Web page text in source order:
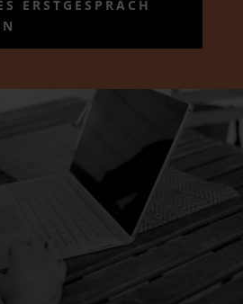
ERSTGESPRÄCH